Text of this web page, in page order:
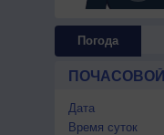
Погода
ПОЧАСОВОЙ
Дата
Время суток